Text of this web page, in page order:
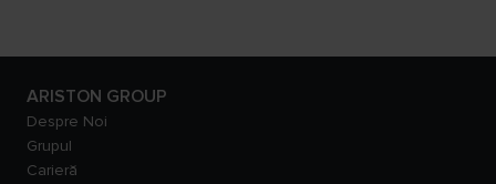
ARISTON GROUP
Despre Noi
Grupul
Carieră